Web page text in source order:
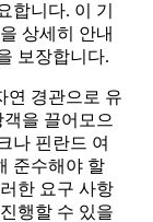
합니다. 이 기
상세히 안내
보장합니다.
연 경관으로 유
을 끌어모으
나 핀란드 여
준수해야 할
한 요구 사항
행할 수 있을